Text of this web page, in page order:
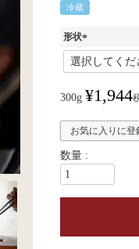
冷蔵
形状
(
必
300g ¥1,944
お気に入りに登